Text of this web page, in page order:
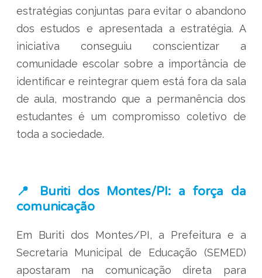
estratégias conjuntas para evitar o abandono
dos estudos e apresentada a estratégia. A
iniciativa conseguiu conscientizar a
comunidade escolar sobre a importância de
identificar e reintegrar quem está fora da sala
de aula, mostrando que a permanência dos
estudantes é um compromisso coletivo de
toda a sociedade.
📍 Buriti dos Montes/PI: a força da
comunicação
Em Buriti dos Montes/PI, a Prefeitura e a
Secretaria Municipal de Educação (SEMED)
apostaram na comunicação direta para